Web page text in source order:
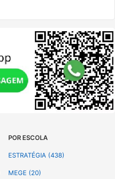
POR ESCOLA
ESTRATÉGIA (438)
MEGE (20)